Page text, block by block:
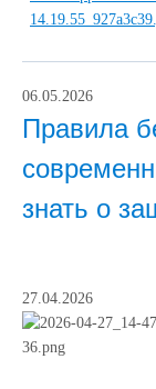
06.05.2026
Правила
знать о
27.04.2026